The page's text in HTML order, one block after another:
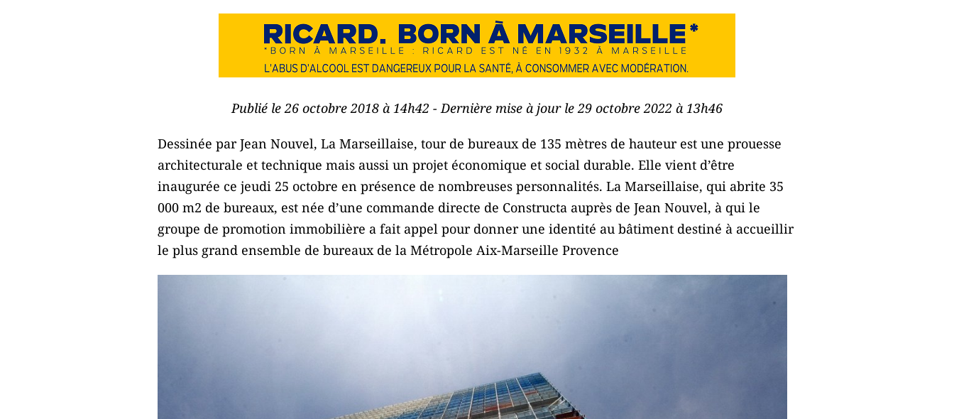
Publié le 26 octobre 2018 à 14h42 - Dernière mise à jour le 29 octobre 2022 à 13h46
Dessinée par Jean Nouvel, La Marseillaise, tour de bureaux de 135 mètres de hauteur est une prouesse
architecturale et technique mais aussi un projet économique et social durable. Elle vient d’être
inaugurée ce jeudi 25 octobre en présence de nombreuses personnalités. La Marseillaise, qui abrite 35
000 m2 de bureaux, est née d’une commande directe de Constructa auprès de Jean Nouvel, à qui le
groupe de promotion immobilière a fait appel pour donner une identité au bâtiment destiné à accueillir
le plus grand ensemble de bureaux de la Métropole Aix-Marseille Provence